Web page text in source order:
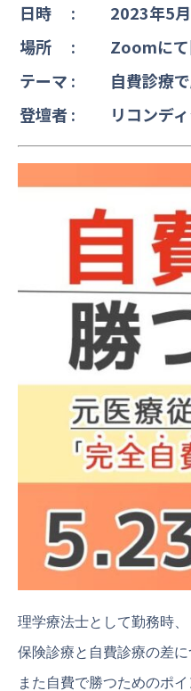
日時 :
2023年5
場所 :
Zoomにて
テーマ :
自費診療
登壇者 :
リコンデ
理学療法士として勤務時
保険診療と自費診療の差に
また自費で勝つためのポイ